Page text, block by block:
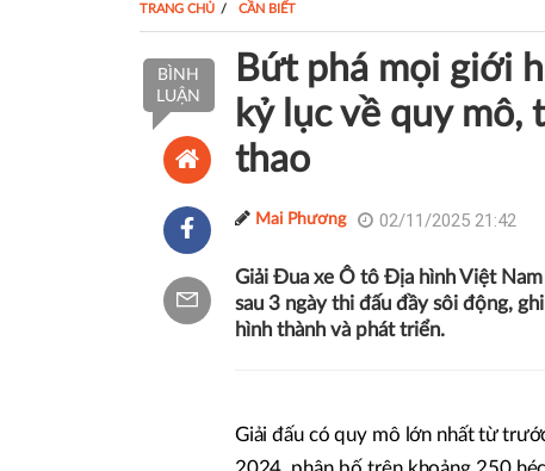
TRANG CHỦ CẦN BIẾT
BÌNH
LUẬN
Bứt phá mọi giới
kỷ lục về quy
thao
Mai Phương 02/11/2025 21:42
Giải Đua xe Ô tô Địa hình Việt
sau 3 ngày thi đấu đầy sôi động,
hình thành và phát triển.
Giải đấu có quy mô lớn nhất từ